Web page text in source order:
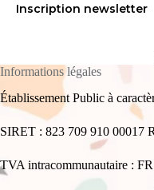
Inscription newsletter
Informations légales
Établissement Public à
SIRET : 823 709 910 00017
TVA intracommunautaire :